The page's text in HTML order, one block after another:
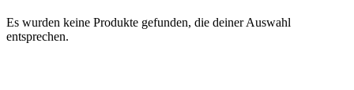
Es wurden keine Produkte gefunden, die deiner Auswahl
entsprechen.